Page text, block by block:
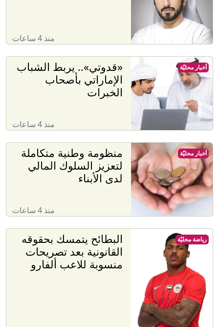
منذ 4 ساعات
«قدوتي».. يربط الشباب
الإماراتي بأصحاب
الخبرات
منذ 4 ساعات
أخبار محليّة
منظومة وطنية متكاملة
لتعزيز السلوك المالي
لدى الأبناء
منذ 4 ساعات
أخبار محليّة
البطائح يتمسك بحقوقه
القانونية بعد تصريحات
منسوبة للاعب ألفارو
رياضة محليّة